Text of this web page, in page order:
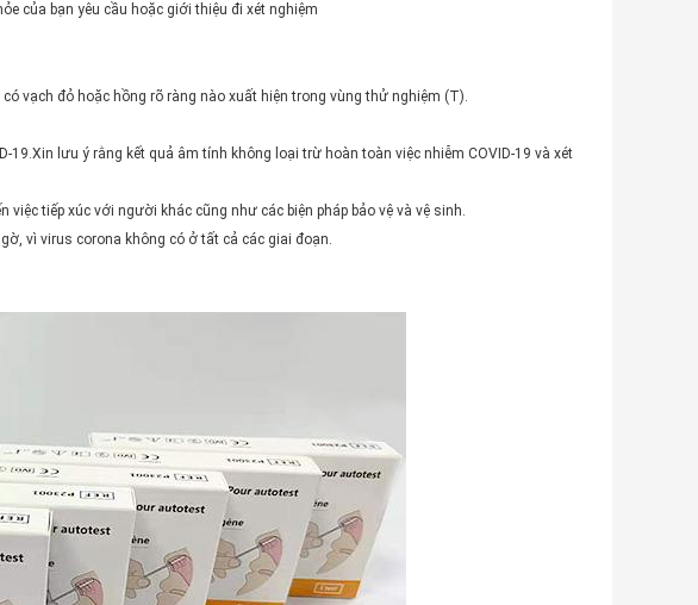
của bạn yêu cầu hoặc giới thiệu đi xét nghiệm
vạch đỏ hoặc hồng rõ ràng nào xuất hiện trong vùng thử nghiệm (T).
19.Xin lưu ý rằng kết quả âm tính không loại trừ hoàn toàn việc nhiễm COVID-19 và xét
tiếp xúc với người khác cũng như các biện pháp bảo vệ và vệ sinh.
vì virus corona không có ở tất cả các giai đoạn.